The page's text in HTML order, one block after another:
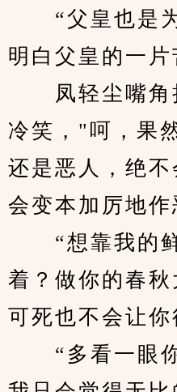
“父皇也是为
明白父皇的一
凤轻尘嘴角
冷笑，"呵，果
还是恶人，绝
会变本加厉地
“想靠我的鲜
着？做你的春
可死也不会让
“多看一眼你